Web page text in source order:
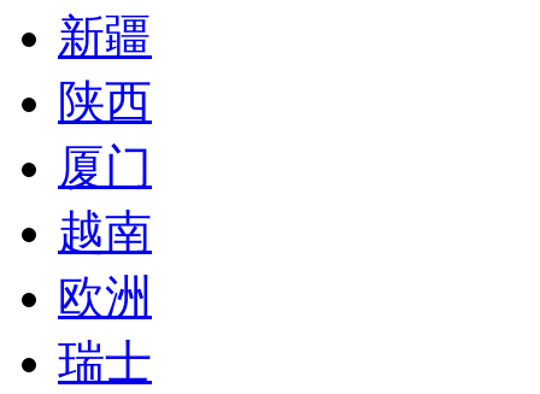
新疆
陕西
厦门
越南
欧洲
瑞士